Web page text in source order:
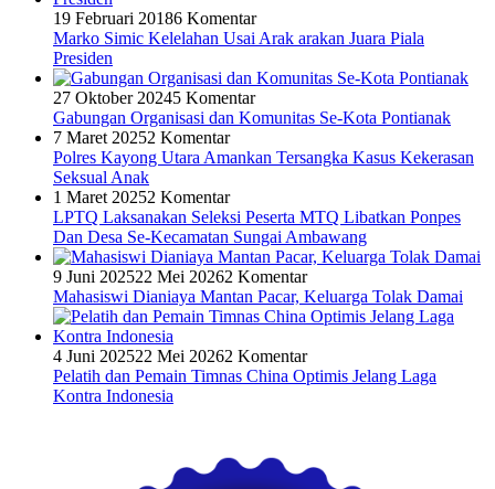
19 Februari 20186 Komentar
Marko Simic Kelelahan Usai Arak arakan Juara Piala
Presiden
27 Oktober 20245 Komentar
Gabungan Organisasi dan Komunitas Se-Kota Pontianak
7 Maret 20252 Komentar
Polres Kayong Utara Amankan Tersangka Kasus Kekerasan
Seksual Anak
1 Maret 20252 Komentar
LPTQ Laksanakan Seleksi Peserta MTQ Libatkan Ponpes
Dan Desa Se-Kecamatan Sungai Ambawang
9 Juni 202522 Mei 20262 Komentar
Mahasiswi Dianiaya Mantan Pacar, Keluarga Tolak Damai
4 Juni 202522 Mei 20262 Komentar
Pelatih dan Pemain Timnas China Optimis Jelang Laga
Kontra Indonesia